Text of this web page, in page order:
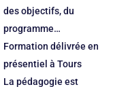
des objectifs, du
programme…
Formation délivrée en
présentiel à Tours
La pédagogie est